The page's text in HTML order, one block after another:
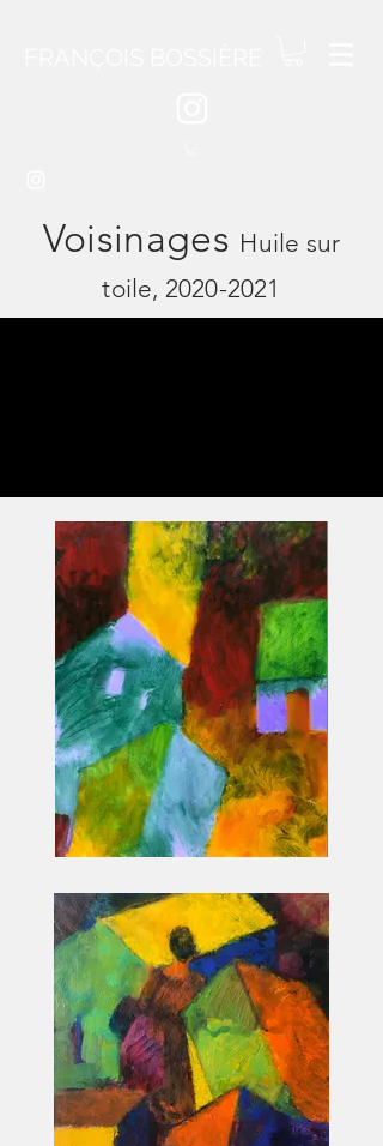
Voisinages Huile sur
toile, 2020-2021